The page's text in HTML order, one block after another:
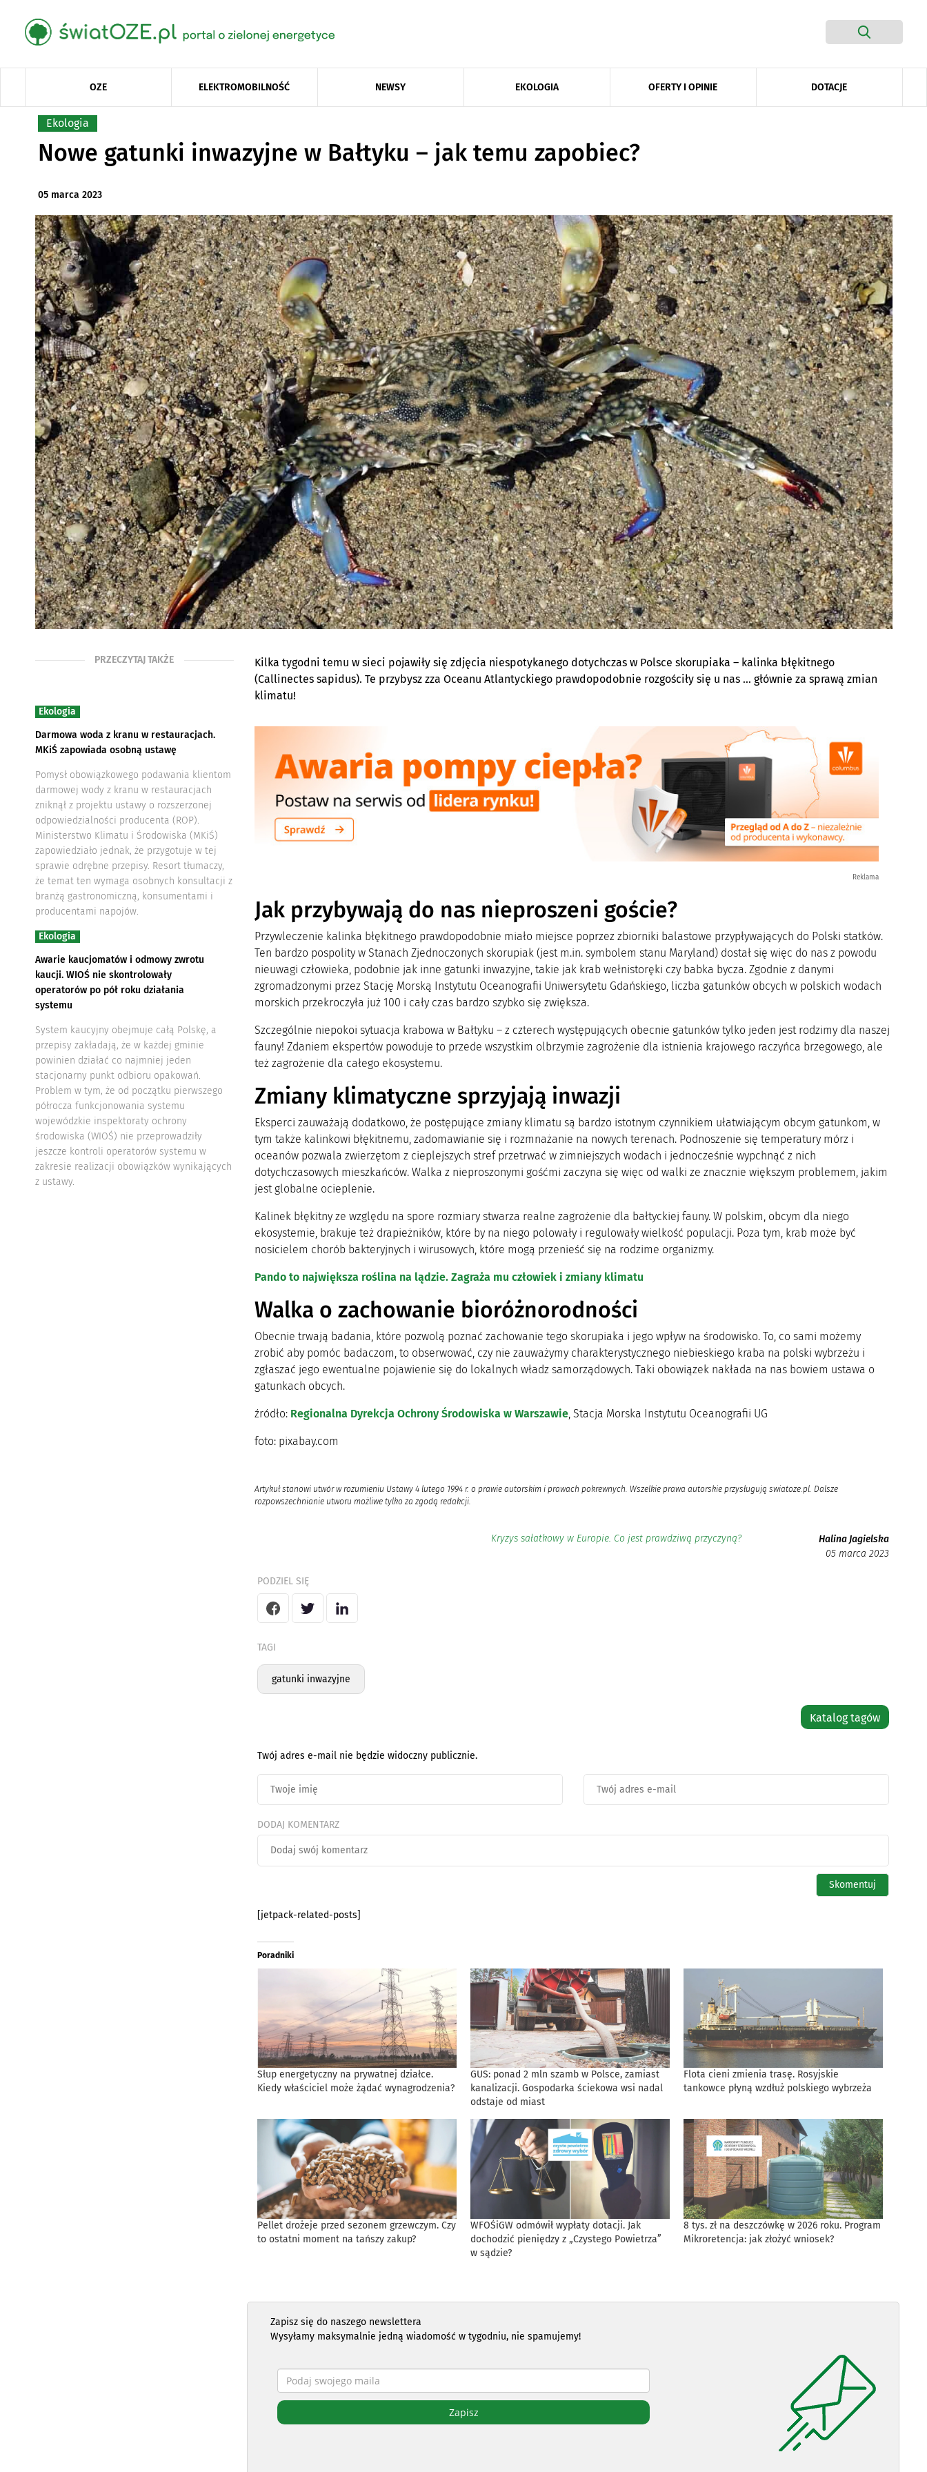
OZE ELEKTROMOBILNOŚĆ NEWSY EKOLOGIA OFERTY I OPINIE DOTACJE
Ekologia
Nowe gatunki inwazyjne w Bałtyku – jak temu zapobiec?
05 marca 2023
PRZECZYTAJ TAKŻE
Ekologia
Darmowa woda z kranu w restauracjach.
MKiŚ zapowiada osobną ustawę
Pomysł obowiązkowego podawania klientom
darmowej wody z kranu w restauracjach
zniknął z projektu ustawy o rozszerzonej
odpowiedzialności producenta (ROP).
Ministerstwo Klimatu i Środowiska (MKiŚ)
zapowiedziało jednak, że przygotuje w tej
sprawie odrębne przepisy. Resort tłumaczy,
że temat ten wymaga osobnych konsultacji z
branżą gastronomiczną, konsumentami i
producentami napojów.
Ekologia
Awarie kaucjomatów i odmowy zwrotu
kaucji. WIOŚ nie skontrolowały
operatorów po pół roku działania
systemu
System kaucyjny obejmuje całą Polskę, a
przepisy zakładają, że w każdej gminie
powinien działać co najmniej jeden
stacjonarny punkt odbioru opakowań.
Problem w tym, że od początku pierwszego
półrocza funkcjonowania systemu
wojewódzkie inspektoraty ochrony
środowiska (WIOŚ) nie przeprowadziły
jeszcze kontroli operatorów systemu w
zakresie realizacji obowiązków wynikających
z ustawy.
Kilka tygodni temu w sieci pojawiły się zdjęcia niespotykanego dotychczas w Polsce skorupiaka – kalinka błękitnego
(Callinectes sapidus). Te przybysz zza Oceanu Atlantyckiego prawdopodobnie rozgościły się u nas … głównie za sprawą zmian
klimatu!
Reklama
Jak przybywają do nas nieproszeni goście?
Przywleczenie kalinka błękitnego prawdopodobnie miało miejsce poprzez zbiorniki balastowe przypływających do Polski statków.
Ten bardzo pospolity w Stanach Zjednoczonych skorupiak (jest m.in. symbolem stanu Maryland) dostał się więc do nas z powodu
nieuwagi człowieka, podobnie jak inne gatunki inwazyjne, takie jak krab wełnistoręki czy babka bycza. Zgodnie z danymi
zgromadzonymi przez Stację Morską Instytutu Oceanografii Uniwersytetu Gdańskiego, liczba gatunków obcych w polskich wodach
morskich przekroczyła już 100 i cały czas bardzo szybko się zwiększa.
Szczególnie niepokoi sytuacja krabowa w Bałtyku – z czterech występujących obecnie gatunków tylko jeden jest rodzimy dla naszej
fauny! Zdaniem ekspertów powoduje to przede wszystkim olbrzymie zagrożenie dla istnienia krajowego raczyńca brzegowego, ale
też zagrożenie dla całego ekosystemu.
Zmiany klimatyczne sprzyjają inwazji
Eksperci zauważają dodatkowo, że postępujące zmiany klimatu są bardzo istotnym czynnikiem ułatwiającym obcym gatunkom, w
tym także kalinkowi błękitnemu, zadomawianie się i rozmnażanie na nowych terenach. Podnoszenie się temperatury mórz i
oceanów pozwala zwierzętom z cieplejszych stref przetrwać w zimniejszych wodach i jednocześnie wypchnąć z nich
dotychczasowych mieszkańców. Walka z nieproszonymi gośćmi zaczyna się więc od walki ze znacznie większym problemem, jakim
jest globalne ocieplenie.
Kalinek błękitny ze względu na spore rozmiary stwarza realne zagrożenie dla bałtyckiej fauny. W polskim, obcym dla niego
ekosystemie, brakuje też drapieżników, które by na niego polowały i regulowały wielkość populacji. Poza tym, krab może być
nosicielem chorób bakteryjnych i wirusowych, które mogą przenieść się na rodzime organizmy.
Pando to największa roślina na lądzie. Zagraża mu człowiek i zmiany klimatu
Walka o zachowanie bioróżnorodności
Obecnie trwają badania, które pozwolą poznać zachowanie tego skorupiaka i jego wpływ na środowisko. To, co sami możemy
zrobić aby pomóc badaczom, to obserwować, czy nie zauważymy charakterystycznego niebieskiego kraba na polski wybrzeżu i
zgłaszać jego ewentualne pojawienie się do lokalnych władz samorządowych. Taki obowiązek nakłada na nas bowiem ustawa o
gatunkach obcych.
źródło: Regionalna Dyrekcja Ochrony Środowiska w Warszawie, Stacja Morska Instytutu Oceanografii UG
foto: pixabay.com
Artykuł stanowi utwór w rozumieniu Ustawy 4 lutego 1994 r. o prawie autorskim i prawach pokrewnych. Wszelkie prawa autorskie przysługują swiatoze.pl. Dalsze
rozpowszechnianie utworu możliwe tylko za zgodą redakcji.
Kryzys sałatkowy w Europie. Co jest prawdziwą przyczyną?
Halina Jagielska
05 marca 2023
PODZIEL SIĘ
TAGI
gatunki inwazyjne
Katalog tagów
Twój adres e-mail nie będzie widoczny publicznie.
DODAJ KOMENTARZ
[jetpack-related-posts]
Poradniki
Słup energetyczny na prywatnej działce.
Kiedy właściciel może żądać wynagrodzenia?
GUS: ponad 2 mln szamb w Polsce, zamiast
kanalizacji. Gospodarka ściekowa wsi nadal
odstaje od miast
Flota cieni zmienia trasę. Rosyjskie
tankowce płyną wzdłuż polskiego wybrzeża
Pellet drożeje przed sezonem grzewczym. Czy
to ostatni moment na tańszy zakup?
WFOŚiGW odmówił wypłaty dotacji. Jak
dochodzić pieniędzy z „Czystego Powietrza”
w sądzie?
8 tys. zł na deszczówkę w 2026 roku. Program
Mikroretencja: jak złożyć wniosek?
Zapisz się do naszego newslettera
Wysyłamy maksymalnie jedną wiadomość w tygodniu, nie spamujemy!